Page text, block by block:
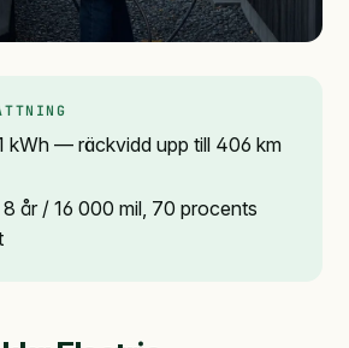
kWh — räckvidd upp till 406 km
år / 16 000 mil, 70 procents